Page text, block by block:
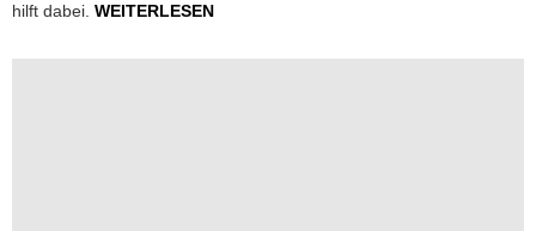
hilft dabei. WEITERLESEN